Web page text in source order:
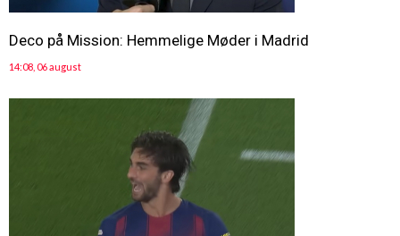
Deco på Mission: Hemmelige Møder i Madrid
14:08, 06 august